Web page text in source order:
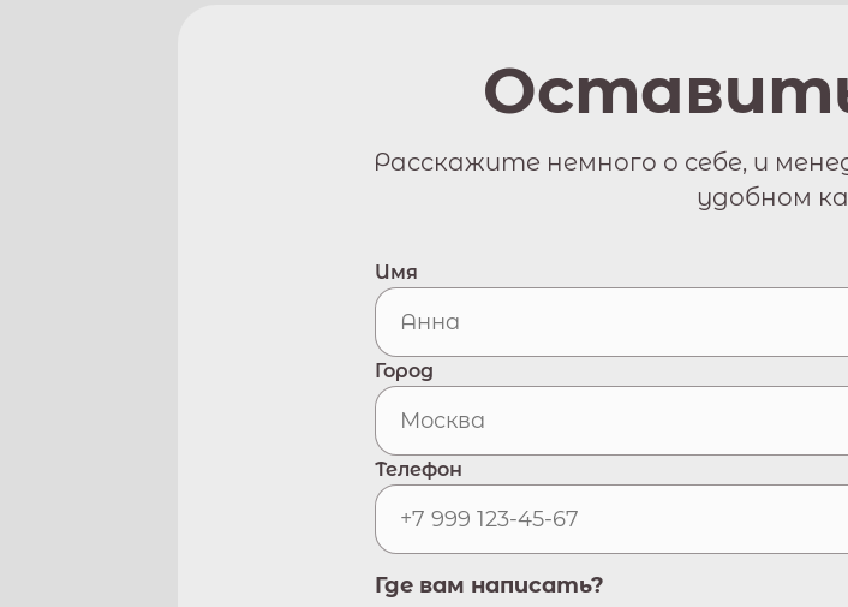
Расскажите немного о себе, и
удобном
Имя
Город
Телефон
Где вам написать?